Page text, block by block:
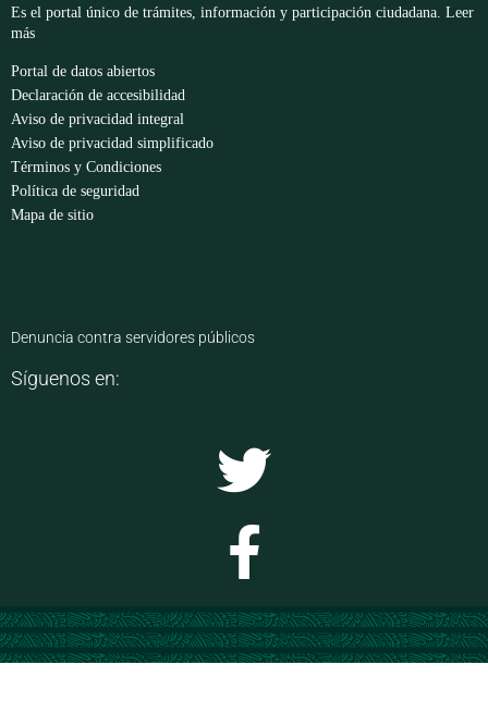
Es el portal único de trámites, información y participación ciudadana. Leer
más
Portal de datos abiertos
Declaración de accesibilidad
Aviso de privacidad integral
Aviso de privacidad simplificado
Términos y Condiciones
Política de seguridad
Mapa de sitio
Denuncia contra servidores públicos
Síguenos en: